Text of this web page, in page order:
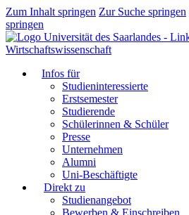
Zum Inhalt springen Zur Suche springen
springen
Wirtschaftswissenschaft
Infos für
Studieninteressierte
Erstsemester
Studierende
Schülerinnen & Schüler
Presse
Unternehmen
Alumni
Uni-Beschäftigte
Direkt zu
Studienangebot
Bewerben & Einschreiben